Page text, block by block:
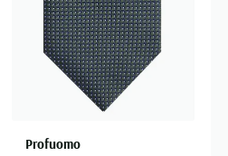
Profuomo